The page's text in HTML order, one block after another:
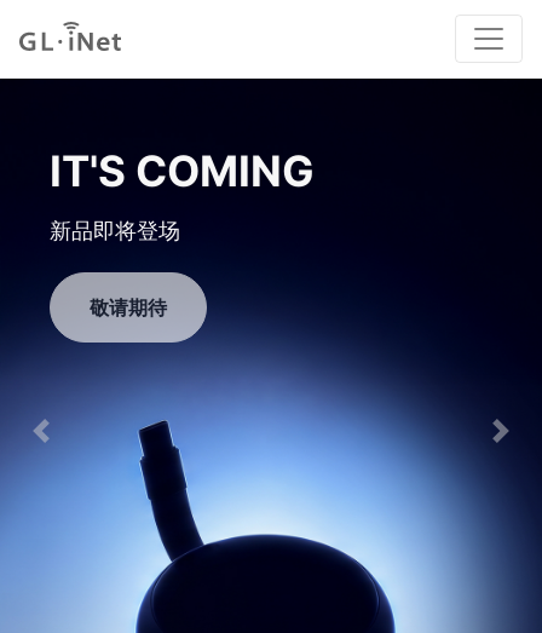
GL-MT5000
高性能有线路由器
立即购买
Previous Next